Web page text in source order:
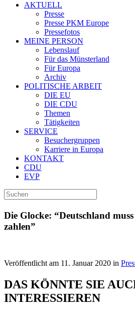
AKTUELL
Presse
Presse PKM Europe
Pressefotos
MEINE PERSON
Lebenslauf
Für das Münsterland
Für Europa
Archiv
POLITISCHE ARBEIT
DIE EU
DIE CDU
Themen
Tätigkeiten
SERVICE
Besuchergruppen
Karriere in Europa
KONTAKT
CDU
EVP
Die Glocke: “Deutschland
zahlen”
Veröffentlicht am 11. Januar 2020 in
DAS KÖNNTE SIE
INTERESSIEREN